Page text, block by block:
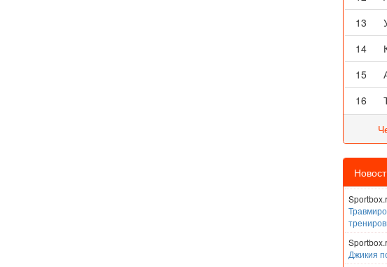
13
14
15
16
Джикия